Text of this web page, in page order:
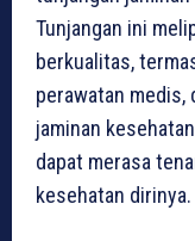
Tunjangan ini
berkualitas,
perawatan medis,
jaminan
dapat merasa
kesehatan dirinya.